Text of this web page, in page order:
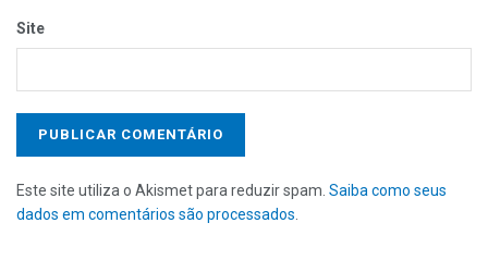
Site
Este site utiliza o Akismet para reduzir spam. Saiba como seus
dados em comentários são processados.